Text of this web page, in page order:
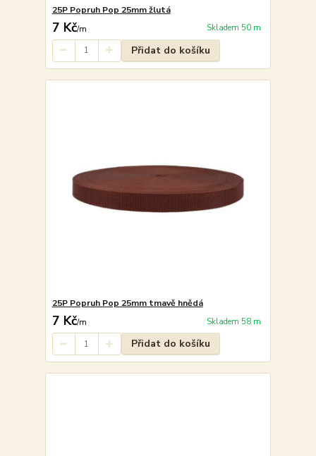
25P Popruh Pop 25mm žlutá
7 Kč/m Skladem 50 m
Přidat do košíku
25P Popruh Pop 25mm tmavě hnědá
7 Kč/m Skladem 58 m
Přidat do košíku